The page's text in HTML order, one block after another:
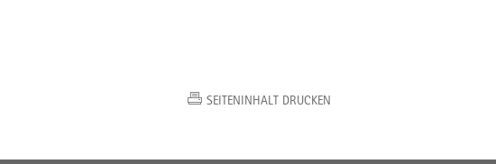
SEITENINHALT DRUCKEN